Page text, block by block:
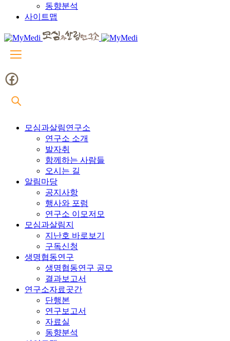
동향분석
사이트맵
모심과살림연구소
연구소 소개
발자취
함께하는 사람들
오시는 길
알림마당
공지사항
행사와 포럼
연구소 이모저모
모심과살림지
지난호 바로보기
구독신청
생명협동연구
생명협동연구 공모
결과보고서
연구소자료곳간
단행본
연구보고서
자료실
동향분석